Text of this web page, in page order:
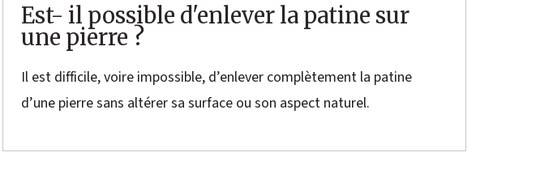
Est- il possible d'enlever la patine sur
une pierre ?
Il est difficile, voire impossible, d’enlever complètement la patine
d’une pierre sans altérer sa surface ou son aspect naturel.